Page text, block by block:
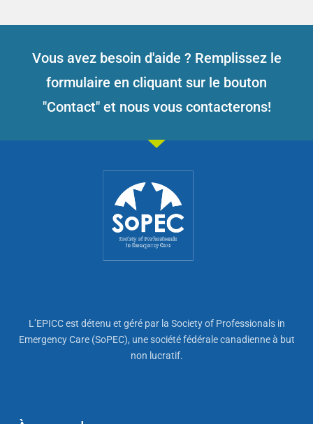
Vous avez besoin d'aide ? Remplissez le
formulaire en cliquant sur le bouton
"Contact" et nous vous contacterons!
L’EPICC est détenu et géré par la Society of Professionals in
Emergency Care (SoPEC), une société fédérale canadienne à but
non lucratif.